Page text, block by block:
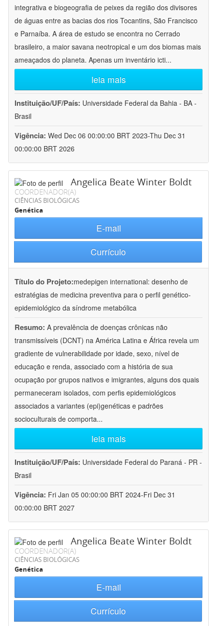
integrativa e biogeografia de peixes da região dos divisores
de águas entre as bacias dos rios Tocantins, São Francisco
e Parnaíba. A área de estudo se encontra no Cerrado
brasileiro, a maior savana neotropical e um dos biomas mais
ameaçados do planeta. Apenas um inventário icti...
leia mais
Instituição/UF/País: Universidade Federal da Bahia - BA -
Brasil
Vigência: Wed Dec 06 00:00:00 BRT 2023-Thu Dec 31
00:00:00 BRT 2026
Angelica Beate Winter Boldt
COORDENADOR(A)
CIÊNCIAS BIOLÓGICAS
Genética
E-mail
Currículo
Título do Projeto:medepigen international: desenho de
estratégias de medicina preventiva para o perfil genético-
epidemiológico da síndrome metabólica
Resumo: A prevalência de doenças crônicas não
transmissíveis (DCNT) na América Latina e África revela um
gradiente de vulnerabilidade por idade, sexo, nível de
educação e renda, associado com a história de sua
ocupação por grupos nativos e imigrantes, alguns dos quais
permaneceram isolados, com perfis epidemiológicos
associados a variantes (epi)genéticas e padrões
socioculturais de comporta...
leia mais
Instituição/UF/País: Universidade Federal do Paraná - PR -
Brasil
Vigência: Fri Jan 05 00:00:00 BRT 2024-Fri Dec 31
00:00:00 BRT 2027
Angelica Beate Winter Boldt
COORDENADOR(A)
CIÊNCIAS BIOLÓGICAS
Genética
E-mail
Currículo